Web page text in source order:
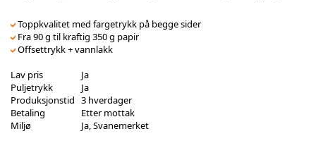
Toppkvalitet med fargetrykk på begge sider
Fra 90 g til kraftig 350 g papir
Offsettrykk + vannlakk
Lav pris
Ja
Puljetrykk
Ja
Produksjonstid 3 hverdager
Betaling
Etter mottak
Miljø
Ja, Svanemerket